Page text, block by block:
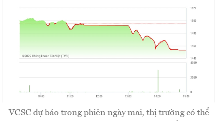
VCSC dự báo trong phiên ngày mai, thị trường có thể